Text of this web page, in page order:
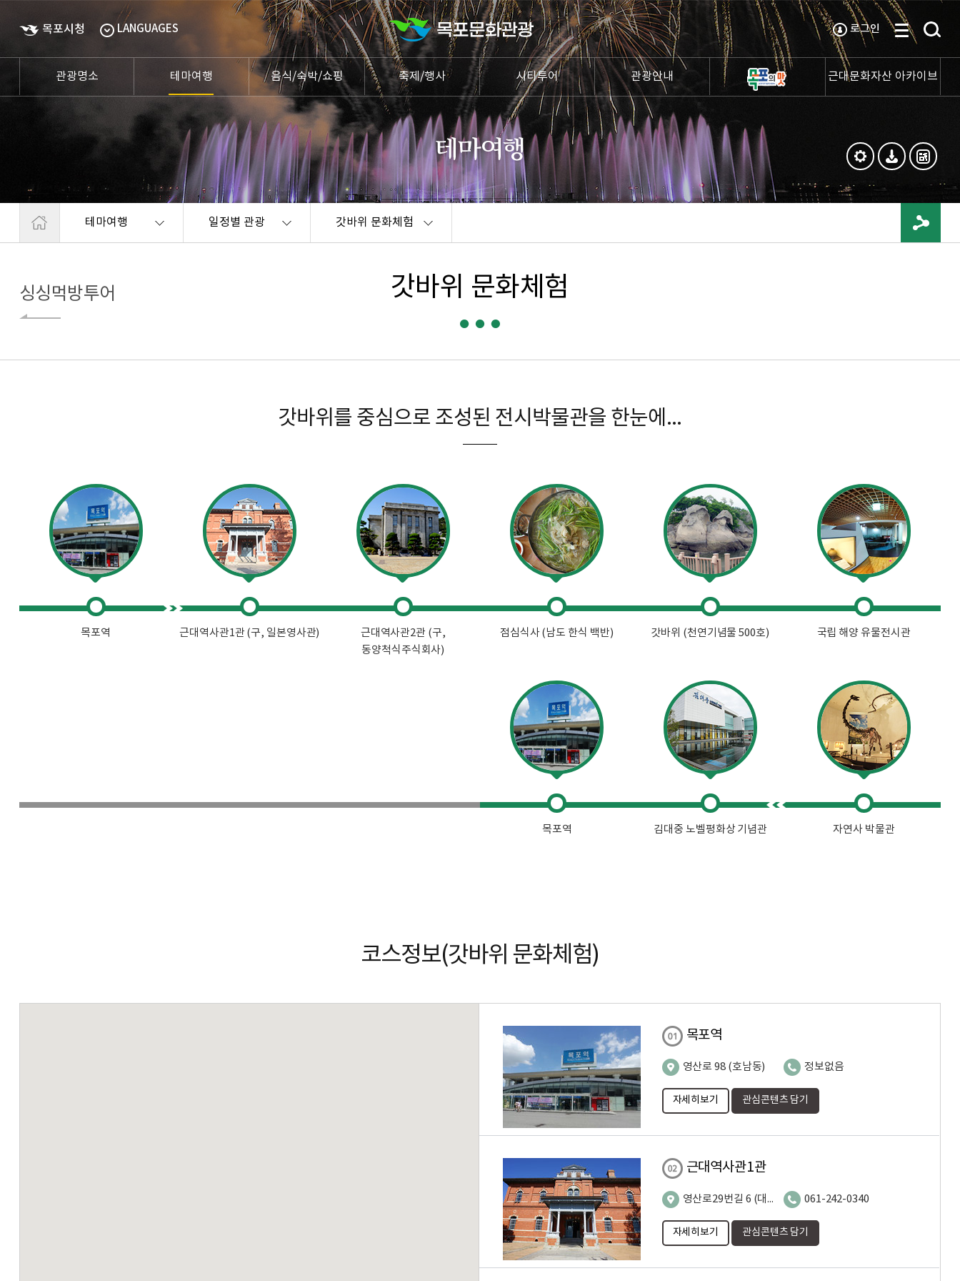
목포시청 LANGUAGES 로그인
관광명소 테마여행 음식/숙박/쇼핑 축제/행사 시티투어 관광안내 근대문화자산 아카이브
테마여행 일정별 관광 갓바위 문화체험
갓바위 문화체험
싱싱먹방투어
갓바위를 중심으로 조성된 전시박물관을 한눈에...
목포역 근대역사관1관 (구, 일본영사관)
근대역사관2관 (구,
동양척식주식회사)
점심식사 (남도 한식 백반) 갓바위 (천연기념물 500호) 국립 해양 유물전시관
자연사 박물관
김대중 노벨평화상 기념관
목포역
코스정보(갓바위 문화체험)
목포역
영산로 98 (호남동) 정보없음
자세히보기 관심콘텐츠 담기
근대역사관1관
영산로29번길 6 (대의동2가) 061-242-0340
자세히보기 관심콘텐츠 담기